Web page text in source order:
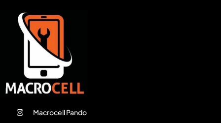
Macrocell Pando